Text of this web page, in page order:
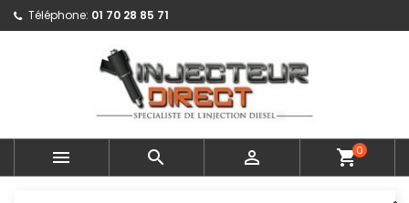
Téléphone: 01 70 28 85 71
   shopping_cart0